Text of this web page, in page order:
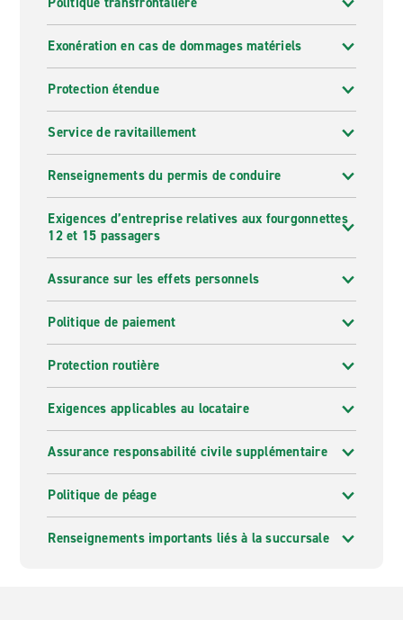
Exonération en cas de dommages matériels
Protection étendue
Service de ravitaillement
Renseignements du permis de conduire
Exigences d’entreprise relatives aux fourgonnettes
12 et 15 passagers
Assurance sur les effets personnels
Politique de paiement
Protection routière
Exigences applicables au locataire
Assurance responsabilité civile supplémentaire
Politique de péage
Renseignements importants liés à la succursale